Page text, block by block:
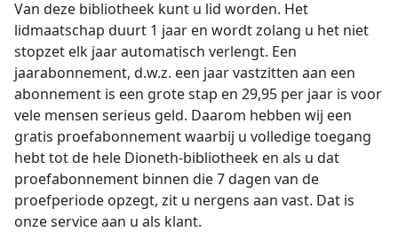
Van deze bibliotheek kunt u lid worden. Het
lidmaatschap duurt 1 jaar en wordt zolang u het niet
stopzet elk jaar automatisch verlengt. Een
jaarabonnement, d.w.z. een jaar vastzitten aan een
abonnement is een grote stap en 29,95 per jaar is voor
vele mensen serieus geld. Daarom hebben wij een
gratis proefabonnement waarbij u volledige toegang
hebt tot de hele Dioneth-bibliotheek en als u dat
proefabonnement binnen die 7 dagen van de
proefperiode opzegt, zit u nergens aan vast. Dat is
onze service aan u als klant.